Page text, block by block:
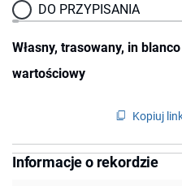
DO PRZYPISANIA
Własny, trasowany, in
wartościowy
Kopiuj
Informacje o rekordzie